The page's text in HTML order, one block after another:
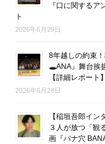
『口に関する
ト
2026年6月29日
8年越しの約束
🕳ANA』舞台挨
【詳細レポート】
2026年6月28日
【稲垣吾郎イ
３人が放つ「観
画『バナ穴